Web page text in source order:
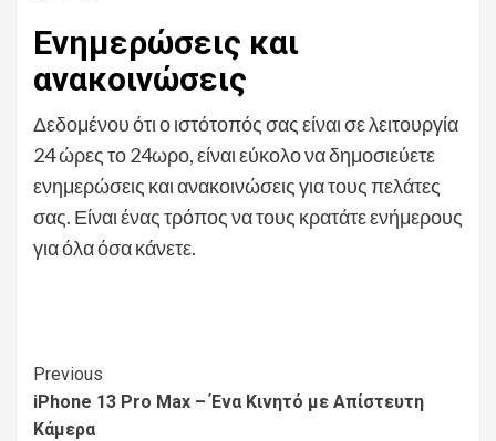
Ενημερώσεις και
ανακοινώσεις
Δεδομένου ότι ο ιστότοπός σας είναι σε λειτουργία
24 ώρες το 24ωρο, είναι εύκολο να δημοσιεύετε
ενημερώσεις και ανακοινώσεις για τους πελάτες
σας. Είναι ένας τρόπος να τους κρατάτε ενήμερους
για όλα όσα κάνετε.
Continue
Reading
Previous
iPhone 13 Pro Max – Ένα Κινητό με Απίστευτη
Κάμερα